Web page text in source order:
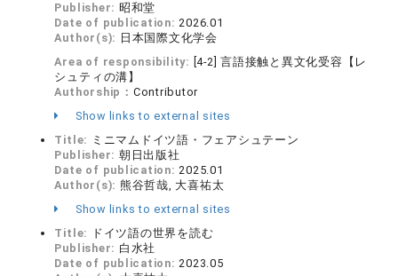
Publisher: 昭和堂
Date of publication:2026.01
Author(s): 日本国際文化学会
Area of responsibility: [4-2] 言語接触と異文化受容【レ
シュティの溝】
Authorship： Contributor
Show links to external sites
Title: ミニマムドイツ語・フェアシュテーン
Publisher: 朝日出版社
Date of publication:2025.01
Author(s): 熊谷哲哉, 大喜祐太
Show links to external sites
Title:
ドイツ語の世界を読む
Publisher: 白水社
Date of publication:2023.05